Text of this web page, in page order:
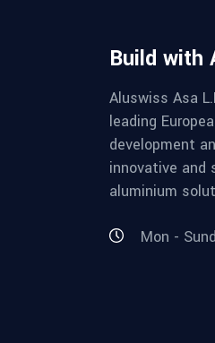
Build with
Aluswiss Asa
leading
development
innovative and
aluminium
Mon -